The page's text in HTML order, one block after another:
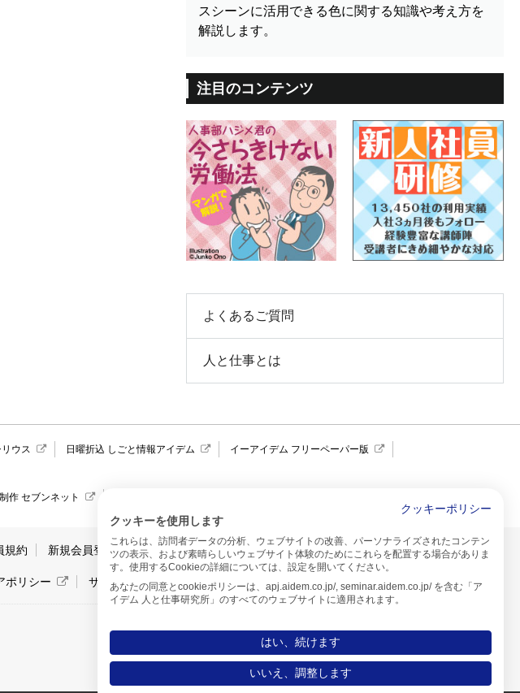
スシーンに活用できる色に関する知識や考え方を
解説します。
注目のコンテンツ
よくあるご質問
人と仕事とは
ウス 日曜折込 しごと情報アイデム
イーアイデム フリーペーパー版
作 セブンネット
規約 新規会員登録 サイトのご利用について
ポリシー サイトマップ
クッキーポリシー
クッキーを使用します
これらは、訪問者データの分析、ウェブサイトの改善、パーソナライズされたコンテン
ツの表示、および素晴らしいウェブサイト体験のためにこれらを配置する場合がありま
す。使用するCookieの詳細については、設定を開いてください。
あなたの同意とcookieポリシーは、apj.aidem.co.jp/, seminar.aidem.co.jp/ を含む「ア
イデム 人と仕事研究所」のすべてのウェブサイトに適用されます。
はい、続けます
いいえ、調整します